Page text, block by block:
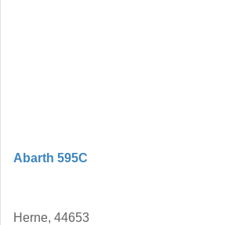
Abarth 595C
Herne, 44653